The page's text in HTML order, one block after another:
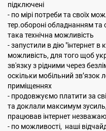
підключені
- по мірі потреби та своїх
тер.обороні обладнанням та
така технічна можливість
- запустили в дію "інтернет в
можливість, для того щоб
зв'язку з рідними через
оскільки мобільний зв’язок
приміщеннях
- продовжуємо платити за
та доклали максимум
працював інтернет
- по можливості, наші